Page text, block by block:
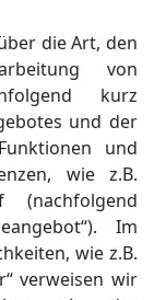
die Art, den
von
kurz
und der
und
wie z.B.
Im
wie z.B.
verweisen wir